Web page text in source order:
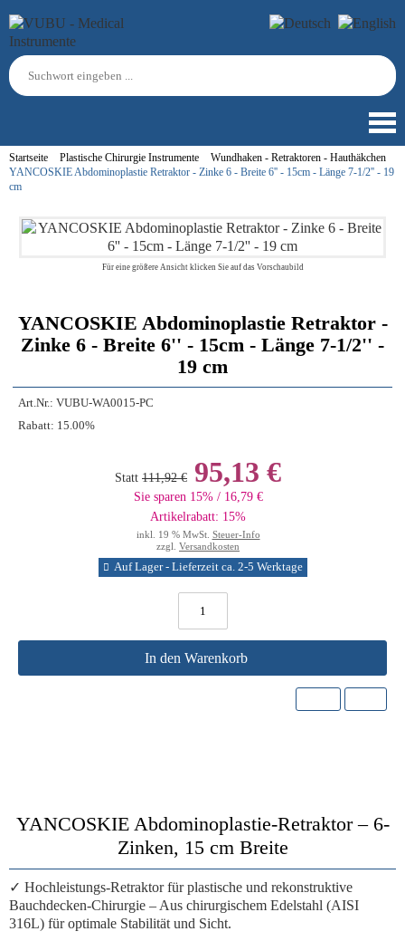
Startseite Plastische Chirurgie Instrumente
Wundhaken - Retraktoren - Hauthäkchen
YANCOSKIE Abdominoplastie Retraktor - Zinke 6 - Breite 6'' - 15cm - Länge 7-1/2'' - 19
cm
Für eine größere Ansicht klicken Sie auf das Vorschaubild
YANCOSKIE Abdominoplastie Retraktor -
Zinke 6 - Breite 6'' - 15cm - Länge 7-1/2'' -
19 cm
Art.Nr.: VUBU-WA0015-PC
Rabatt: 15.00%
Statt 111,92 € 95,13 €
Sie sparen 15% / 16,79 €
Artikelrabatt: 15%
inkl. 19 % MwSt. Steuer-Info
zzgl. Versandkosten
Auf Lager - Lieferzeit ca. 2-5 Werktage
In den Warenkorb
YANCOSKIE Abdominoplastie-Retraktor – 6-
Zinken, 15 cm Breite
✓ Hochleistungs-Retraktor für plastische und rekonstruktive
Bauchdecken-Chirurgie – Aus chirurgischem Edelstahl (AISI
316L) für optimale Stabilität und Sicht.